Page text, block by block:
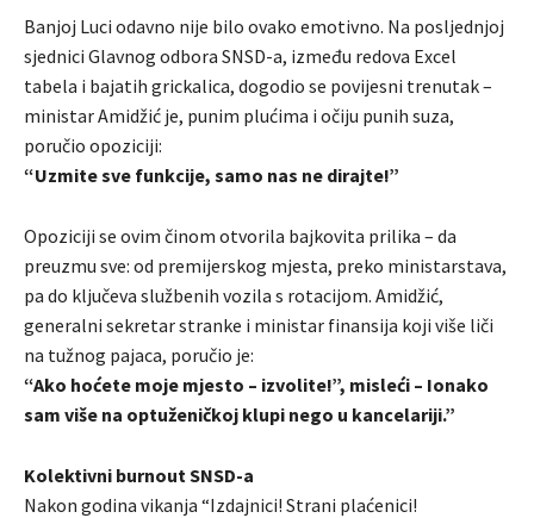
Banjoj Luci odavno nije bilo ovako emotivno. Na posljednjoj
sjednici Glavnog odbora SNSD-a, između redova Excel
tabela i bajatih grickalica, dogodio se povijesni trenutak –
ministar Amidžić je, punim plućima i očiju punih suza,
poručio opoziciji:
“Uzmite sve funkcije, samo nas ne dirajte!”
Opoziciji se ovim činom otvorila bajkovita prilika – da
preuzmu sve: od premijerskog mjesta, preko ministarstava,
pa do ključeva službenih vozila s rotacijom. Amidžić,
generalni sekretar stranke i ministar finansija koji više liči
na tužnog pajaca, poručio je:
“Ako hoćete moje mjesto – izvolite!”, misleći – Ionako
sam više na optuženičkoj klupi nego u kancelariji.”
Kolektivni burnout SNSD-a
Nakon godina vikanja “Izdajnici! Strani plaćenici!